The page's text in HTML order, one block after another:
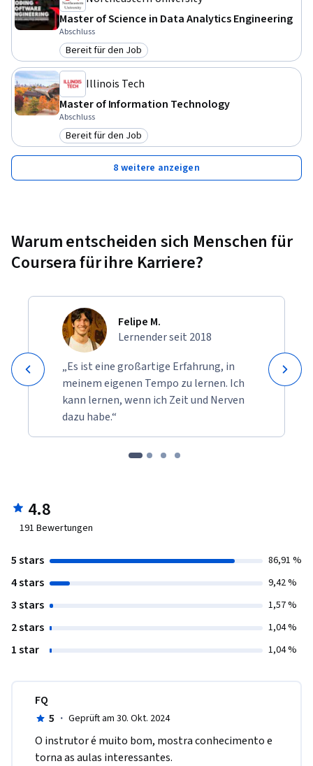
(12) Streams (Fluxos de dados)
(13) Padrões de Projeto (Design Patterns) - Estratégia,
Adaptador, Singleton, Método Fábrica, Fábrica Abstrata,
Protótipo, Estado
(14) Model-View-Controller (MVC)
Matricule-se!
Estamos esperando por você! Se tiver alguma dúvida, escreva
Master of Science in Data Analytics Engineering
Abschluss
Kategorie: Bereit für den Job
Bereit für den Job
Illinois Tech
Master of Information Technology
Abschluss
Kategorie: Bereit für den Job
Bereit für den Job
8 weitere anzeigen
Warum entscheiden sich Menschen für
Coursera für ihre Karriere?
Felipe M.
Lernender seit 2018
„Es ist eine großartige Erfahrung, in
meinem eigenen Tempo zu lernen. Ich
kann lernen, wenn ich Zeit und Nerven
dazu habe.“
4.8
191 Bewertungen
5 stars 86,91 %
4 stars 9,42 %
3 stars 1,57 %
2 stars 1,04 %
1 star 1,04 %
FQ
5 · Geprüft am 30. Okt. 2024
O instrutor é muito bom, mostra conhecimento e
torna as aulas interessantes.